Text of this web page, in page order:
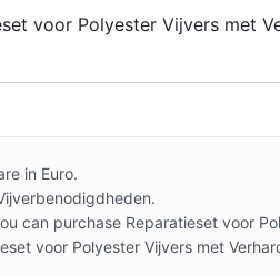
voor Polyester Vijvers met
in Euro.
can purchase Reparatieset voor
voor Polyester Vijvers met